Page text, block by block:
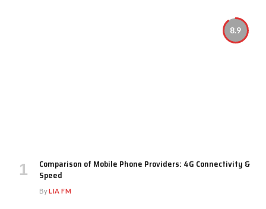
8.9
Comparison of Mobile Phone Providers: 4G Connectivity &
Speed
ByLIA FM